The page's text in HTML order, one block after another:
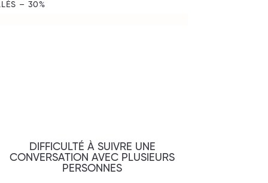
– 30%
DIFFICULTÉ À SUIVRE UNE
CONVERSATION AVEC PLUSIEURS
PERSONNES